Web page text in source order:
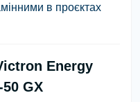
в проєктах
Energy
GX